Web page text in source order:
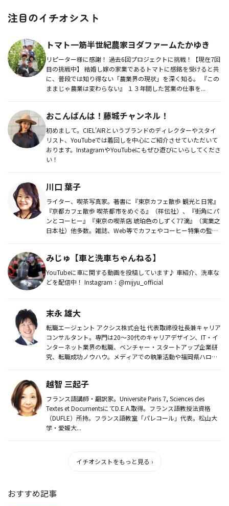
注目のイチオシスト
トマト一筋半世紀農家ヨダファームたかゆき
リピーター様に感謝！ 過去6回プロジェクトに挑戦！【現在7回
目の挑戦中】 結婚し嫁の家業であるトマトに感銘を受けると共
に、普段では知り得ない「農業界の現状」を深く知る。 『この
ままじゃ農業は変わらない』 １３年間した営業の仕事を...
おこんばんは！藤城チャンネル！
初めまして。CIEL'AIRというブランドのディレクターやスタイ
リスト、YouTubeでは着回しを中心にご紹介させていただいて
おります。InstagramやYouTubeにもぜひ遊びにいらしてくださ
い！
川口 葉子
ライター、喫茶写真家。著書に『東京カフェ散歩 観光と日常』
『京都カフェ散歩 喫茶都市をめぐる』（祥伝社）、『街角にパ
ンとコーヒー』『東京の喫茶店 琥珀色のしずく77滴』（実業之
日本社）他多数。雑誌、Web等でカフェやコーヒー特集の監
みじゅ【車と洗車ちゃんねる】
YouTubeに車に関する動画を投稿しています♪ 車紹介、洗車な
どを配信中！ Instagram：@mijyu_official
末永 雄大
転職エージェント アクシス株式会社 代表取締役社長兼キャリア
コンサルタント。専門は20～30代のキャリアデザイン、IT・イ
ンターネット業界の転職、ベンチャー・スタートアップ企業研
究、転職成功ノウハウ。メディアでの執筆活動や福岡県ハロー
越智 三起子
フランス語講師・翻訳家。Universite Paris 7, Sciences des
Textes et DocumentsにてD.E.A.取得。フランス語教授法資格
（DUFLE）所持。フランス語教室「パレコール」代表。松山大
学・愛媛大...
イチオシストをもっと見る ›
おすすめ記事